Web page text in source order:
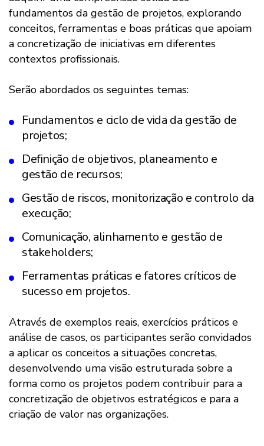
fundamentos da gestão de projetos, explorando
conceitos, ferramentas e boas práticas que apoiam
a concretização de iniciativas em diferentes
contextos profissionais.
Serão abordados os seguintes temas:
Fundamentos e ciclo de vida da gestão de
projetos;
Definição de objetivos, planeamento e
gestão de recursos;
Gestão de riscos, monitorização e controlo da
execução;
Comunicação, alinhamento e gestão de
stakeholders;
Ferramentas práticas e fatores críticos de
sucesso em projetos.
Através de exemplos reais, exercícios práticos e
análise de casos, os participantes serão convidados
a aplicar os conceitos a situações concretas,
desenvolvendo uma visão estruturada sobre a
forma como os projetos podem contribuir para a
concretização de objetivos estratégicos e para a
criação de valor nas organizações.